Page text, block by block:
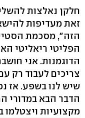
חלקן נאלצות
זאת מעדיפות
הזה", מסכמת
הפליטי ריאליטי
הדוגמנות. אני
צריכים לעבוד רק
שיש לנו בשפע. אז
הדבר הבא במדורי
מקצועיות ויצטלמו